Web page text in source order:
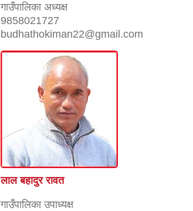
गाउँपालिका अध्यक्ष
9858021727
budhathokiman22@gmail.com
लाल बहादुर रावत
गाउँपालिका उपाध्यक्ष